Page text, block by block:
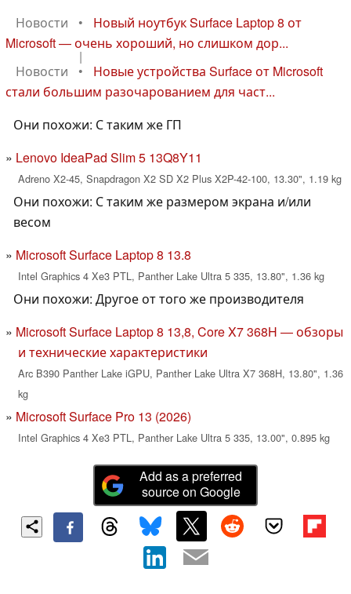
Новости
•
Новый ноутбук Surface Laptop 8 от
Microsoft — очень хороший, но слишком дор...
|
Новости
•
Новые устройства Surface от Microsoft
стали большим разочарованием для част...
Они похожи: С таким же ГП
Lenovo IdeaPad Slim 5 13Q8Y11
Adreno X2-45, Snapdragon X2 SD X2 Plus X2P-42-100, 13.30", 1.19 kg
Они похожи: С таким же размером экрана и/или
весом
Microsoft Surface Laptop 8 13.8
Intel Graphics 4 Xe3 PTL, Panther Lake Ultra 5 335, 13.80", 1.36 kg
Они похожи: Другое от того же производителя
Microsoft Surface Laptop 8 13,8, Core X7 368H — обзоры
и технические характеристики
Arc B390 Panther Lake iGPU, Panther Lake Ultra X7 368H, 13.80", 1.36
kg
Microsoft Surface Pro 13 (2026)
Intel Graphics 4 Xe3 PTL, Panther Lake Ultra 5 335, 13.00", 0.895 kg
Add as a preferred
source on Google